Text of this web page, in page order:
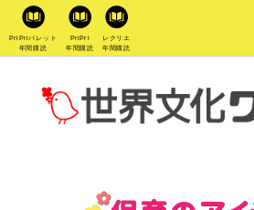
PriPriパレット
年間購読
PriPri
年間購読
レクリエ
年間購読